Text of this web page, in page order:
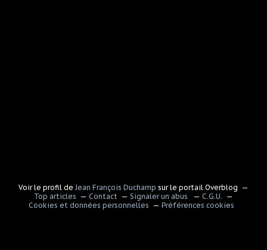
Voir le profil de Jean François Duchamp sur le portail Overblog
Top articles
Contact Signaler un abus
C.G.U.
Cookies et données personnelles
Préférences cookies